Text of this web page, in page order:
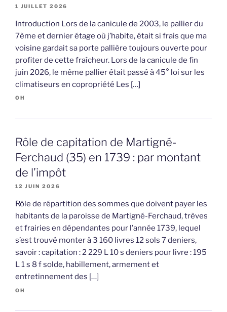
1 JUILLET 2026
Introduction Lors de la canicule de 2003, le pallier du
7ème et dernier étage où j’habite, était si frais que ma
voisine gardait sa porte pallière toujours ouverte pour
profiter de cette fraîcheur. Lors de la canicule de fin
juin 2026, le même pallier était passé à 45° loi sur les
climatiseurs en copropriété Les […]
OH
Rôle de capitation de Martigné-
Ferchaud (35) en 1739 : par montant
de l’impôt
12 JUIN 2026
Rôle de répartition des sommes que doivent payer les
habitants de la paroisse de Martigné-Ferchaud, trèves
et frairies en dépendantes pour l’année 1739, lequel
s’est trouvé monter à 3 160 livres 12 sols 7 deniers,
savoir : capitation : 2 229 L 10 s deniers pour livre : 195
L 1 s 8 f solde, habillement, armement et
entretinnement des […]
OH